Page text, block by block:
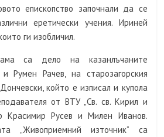
епископство започнали да се
еретически учения. Ириней
ги изобличил.
са дело на казанлъчаните
Румен Рачев, на старозагорския
който е изписал и купола
от ВТУ „Св. св. Кирил и
Красимир Русев и Милен Иванов.
„Живоприемний източник“ са